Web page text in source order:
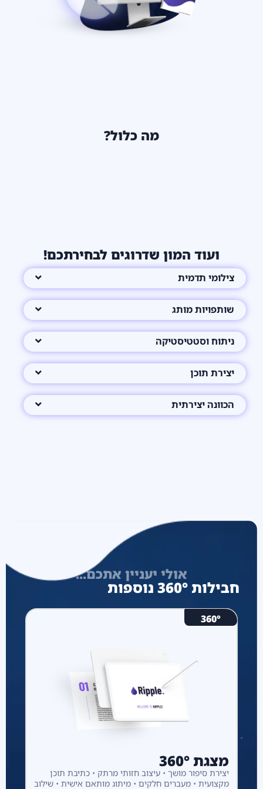
מה כלול?
ועוד המון שדרוגים לבחירתכם!
צילומי תדמית
שותפויות מותג
ניתוח וסטטיסטיקה
יצירת תוכן
הכוונה יצירתית
אולי יעניין אתכם...
חבילות 360° נוספות
360°
מצגת 360°
יצירת סיפור מושך • עיצוב חזותי מרתק • כתיבת תוכן
מקצועית • מעברים חלקים • מיתוג מותאם אישית • שילוב